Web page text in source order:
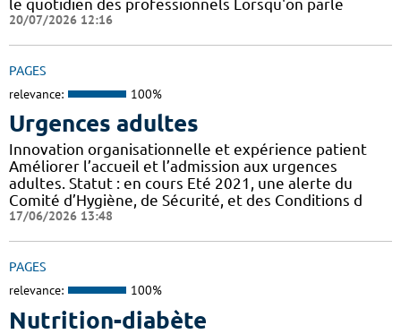
le quotidien des professionnels Lorsqu'on parle
20/07/2026 12:16
PAGES
relevance: 100%
Urgences adultes
Innovation organisationnelle et expérience patient
Améliorer l’accueil et l’admission aux urgences
adultes. Statut : en cours Eté 2021, une alerte du
Comité d’Hygiène, de Sécurité, et des Conditions d
17/06/2026 13:48
PAGES
relevance: 100%
Nutrition-diabète